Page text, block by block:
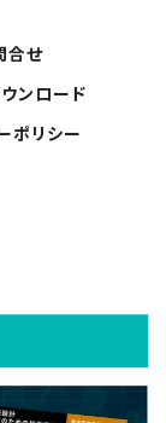
合せ
ンロード
ポリシー